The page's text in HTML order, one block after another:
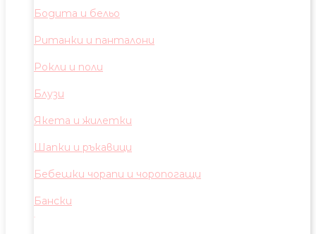
Бодита и бельо
Ританки и панталони
Рокли и поли
Блузи
Якета и жилетки
Шапки и ръкавици
Бебешки чорапи и чоропогащи
Бански